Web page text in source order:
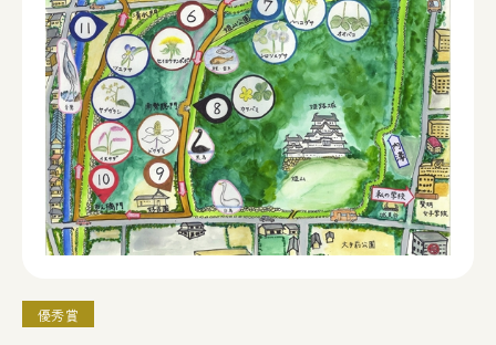
優秀賞